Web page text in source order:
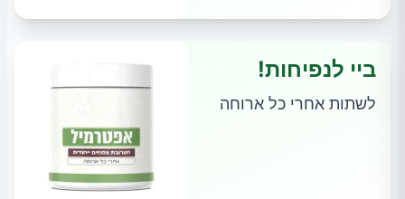
ביי לנפיחות!
לשתות אחרי כל ארוחה